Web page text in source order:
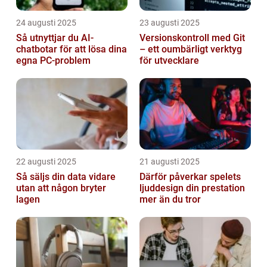
24 augusti 2025
Så utnyttjar du AI-
chatbotar för att lösa dina
egna PC-problem
23 augusti 2025
Versionskontroll med Git
– ett oumbärligt verktyg
för utvecklare
22 augusti 2025
Så säljs din data vidare
utan att någon bryter
lagen
21 augusti 2025
Därför påverkar spelets
ljuddesign din prestation
mer än du tror